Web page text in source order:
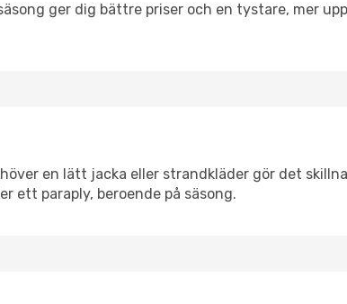
ger dig bättre priser och en tystare, mer
en lätt jacka eller strandkläder gör det
ett paraply, beroende på säsong.